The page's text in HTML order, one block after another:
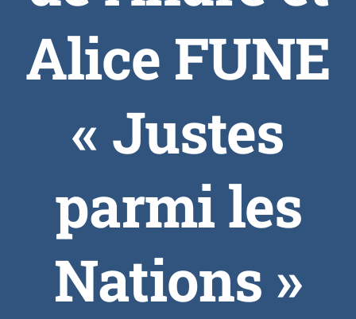
Alice FUNE
« Justes
parmi les
Nations »